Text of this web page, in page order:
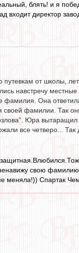
блять! и я
входит директор
от школы,
навстречу
Она
фамилии. Так
Юра вытаращил
все четверо... Так
свою
меняла!)) Спартак